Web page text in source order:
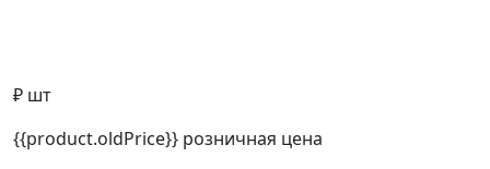
₽ шт
{{product.oldPrice}} розничная цена